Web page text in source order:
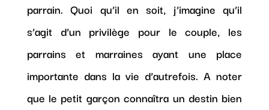
parrain. Quoi qu’il en soit, j’imagine qu’il
s’agit d’un privilège pour le couple, les
parrains et marraines ayant une place
importante dans la vie d’autrefois. A noter
que le petit garçon connaîtra un destin bien